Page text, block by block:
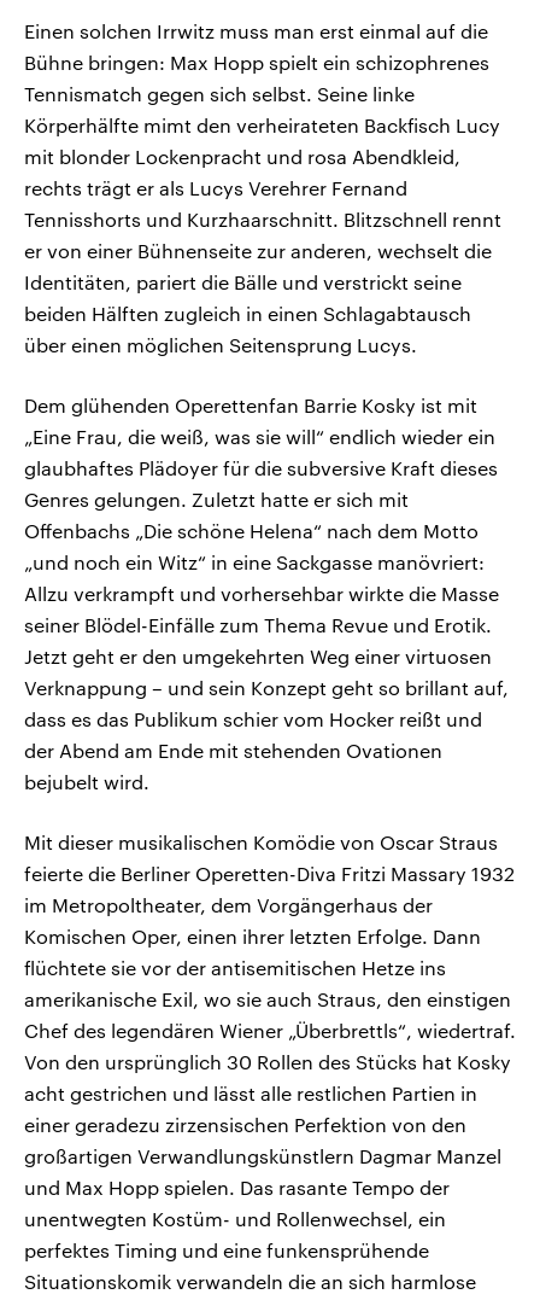
Einen solchen Irrwitz muss man erst einmal auf die
Bühne bringen: Max Hopp spielt ein schizophrenes
Tennismatch gegen sich selbst. Seine linke
Körperhälfte mimt den verheirateten Backfisch Lucy
mit blonder Lockenpracht und rosa Abendkleid,
rechts trägt er als Lucys Verehrer Fernand
Tennisshorts und Kurzhaarschnitt. Blitzschnell rennt
er von einer Bühnenseite zur anderen, wechselt die
Identitäten, pariert die Bälle und verstrickt seine
beiden Hälften zugleich in einen Schlagabtausch
über einen möglichen Seitensprung Lucys.
Dem glühenden Operettenfan Barrie Kosky ist mit
„Eine Frau, die weiß, was sie will“ endlich wieder ein
glaubhaftes Plädoyer für die subversive Kraft dieses
Genres gelungen. Zuletzt hatte er sich mit
Offenbachs „Die schöne Helena“ nach dem Motto
„und noch ein Witz“ in eine Sackgasse manövriert:
Allzu verkrampft und vorhersehbar wirkte die Masse
seiner Blödel-Einfälle zum Thema Revue und Erotik.
Jetzt geht er den umgekehrten Weg einer virtuosen
Verknappung – und sein Konzept geht so brillant auf,
dass es das Publikum schier vom Hocker reißt und
der Abend am Ende mit stehenden Ovationen
bejubelt wird.
Mit dieser musikalischen Komödie von Oscar Straus
feierte die Berliner Operetten-Diva Fritzi Massary 1932
im Metropoltheater, dem Vorgängerhaus der
Komischen Oper, einen ihrer letzten Erfolge. Dann
flüchtete sie vor der antisemitischen Hetze ins
amerikanische Exil, wo sie auch Straus, den einstigen
Chef des legendären Wiener „Überbrettls“, wiedertraf.
Von den ursprünglich 30 Rollen des Stücks hat Kosky
acht gestrichen und lässt alle restlichen Partien in
einer geradezu zirzensischen Perfektion von den
großartigen Verwandlungskünstlern Dagmar Manzel
und Max Hopp spielen. Das rasante Tempo der
unentwegten Kostüm- und Rollenwechsel, ein
perfektes Timing und eine funkensprühende
Situationskomik verwandeln die an sich harmlose